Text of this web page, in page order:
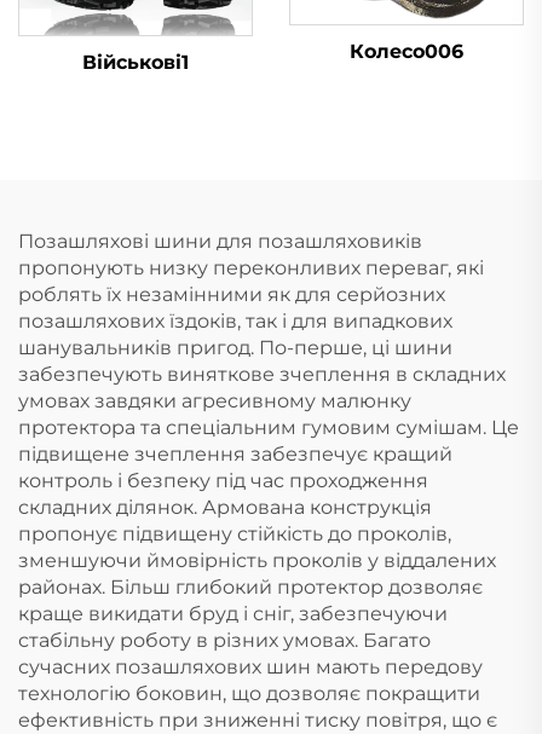
Військові1 Колесо006
Позашляхові шини для позашляховиків
пропонують низку переконливих переваг, які
роблять їх незамінними як для серйозних
позашляхових їздоків, так і для випадкових
шанувальників пригод. По-перше, ці шини
забезпечують виняткове зчеплення в складних
умовах завдяки агресивному малюнку
протектора та спеціальним гумовим сумішам. Це
підвищене зчеплення забезпечує кращий
контроль і безпеку під час проходження
складних ділянок. Армована конструкція
пропонує підвищену стійкість до проколів,
зменшуючи ймовірність проколів у віддалених
районах. Більш глибокий протектор дозволяє
краще викидати бруд і сніг, забезпечуючи
стабільну роботу в різних умовах. Багато
сучасних позашляхових шин мають передову
технологію боковин, що дозволяє покращити
ефективність при зниженні тиску повітря, що є